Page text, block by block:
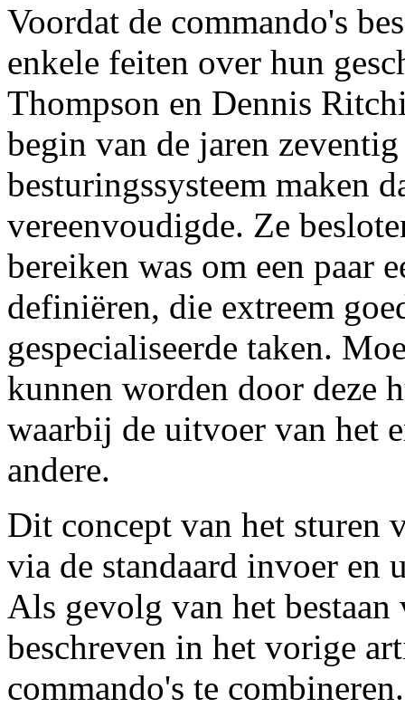
Voordat de commando's
enkele feiten over hun
Thompson en Dennis
begin van de jaren
besturingssysteem maken
vereenvoudigde. Ze
bereiken was om een paar
definiëren, die extreem
gespecialiseerde taken.
kunnen worden door deze
waarbij de uitvoer van het
andere.
Dit concept van het sturen
via de standaard invoer en
Als gevolg van het
beschreven in het vorige
commando's te combineren.